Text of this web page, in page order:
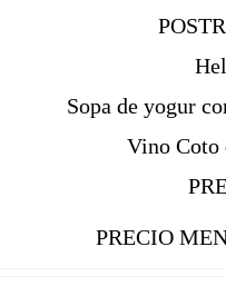
Sopa de yogur
Vino Coto
PRECIO